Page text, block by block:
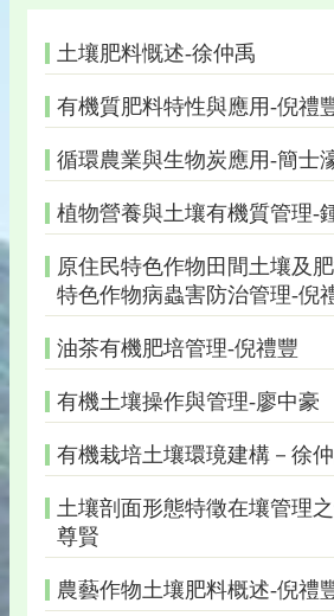
土壤肥料慨述-徐仲禹
有機質肥料特性與應用-倪禮
循環農業與生物炭應用-簡士
植物營養與土壤有機質管理-
原住民特色作物田間土壤及
特色作物病蟲害防治管理-倪
油茶有機肥培管理-倪禮豐
有機土壤操作與管理-廖中豪
有機栽培土壤環璄建構－徐
土壤剖面形態特徵在壤管理
尊賢
農藝作物土壤肥料概述-倪禮